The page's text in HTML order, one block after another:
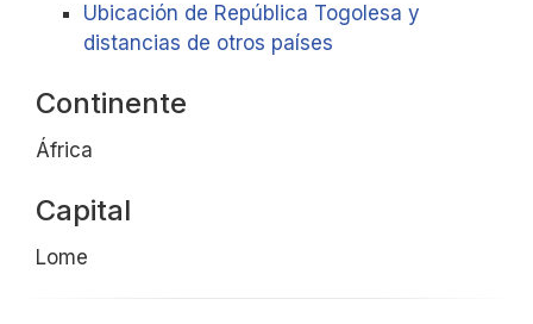
Ubicación de República Togolesa y
distancias de otros países
Continente
África
Capital
Lome